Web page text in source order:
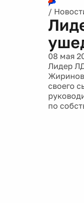
/
08 мая
Лидер
своего
по